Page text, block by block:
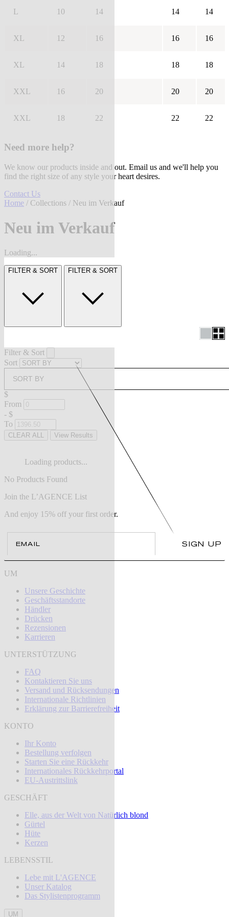
L 10 14 14 14
XL 12 16 16 16
XL 14 18 18 18
XXL 16 20 20 20
XXL 18 22 22 22
Need more help?
We know our products inside and out. Email us and we'll help you
find the right size of any style your heart desires.
Contact Us
Home / Collections / Neu im Verkauf
Neu im Verkauf
Loading...
FILTER & SORT FILTER & SORT
Filter & Sort
Sort
SORT BY
$
From
- $
To
CLEAR ALL View Results
Loading products...
No Products Found
Join the L’AGENCE List
And enjoy 15% off your first order.
SIGN UP
UM
Unsere Geschichte
Geschäftsstandorte
Händler
Drücken
Rezensionen
Karrieren
UNTERSTÜTZUNG
FAQ
Kontaktieren Sie uns
Versand und Rücksendungen
Internationale Richtlinien
Erklärung zur Barrierefreiheit
KONTO
Ihr Konto
Bestellung verfolgen
Starten Sie eine Rückkehr
Internationales Rückkehrportal
EU-Austrittslink
GESCHÄFT
Elle, aus der Welt von Natürlich blond
Gürtel
Hüte
Kerzen
LEBENSSTIL
Lebe mit L'AGENCE
Unser Katalog
Das Stylistenprogramm
UM